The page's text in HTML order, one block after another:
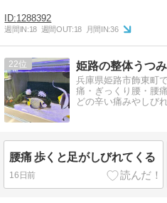
1288392
週間IN:18 週間OUT:18 月間IN:36
22 姫路の整体うつ
兵庫県姫路市飾東町
痛・ぎっくり腰・腰
どの辛い痛みやしび
腰痛 歩くと足がしびれてくる
16日前